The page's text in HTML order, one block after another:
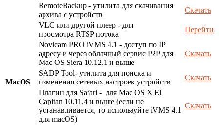
RemoteBackup - утилита для скачивания
архива с устройств
Скачать
VLC или другой плеер - для
просмотра RTSP потока
Перейти
MacOS
Novicam PRO iVMS 4.1 - доступ по IP
адресу и через облачный сервис P2P для
Mac OS Siera 10.12.1 и выше
Скачать
SADP Tool- утилита для поиска и
изменения сетевых настроек устройств
Скачать
Плагин для Safari - для Mac OS X El
Capitan 10.11.4 и выше (если не
устанавливается, то используйте iVMS 4.1
для macOS)
Скачать